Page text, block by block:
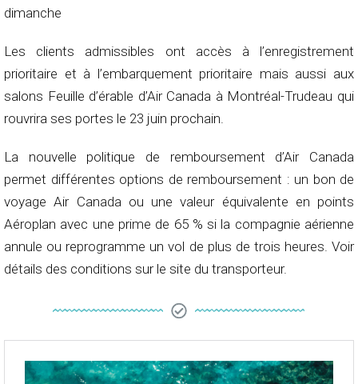
dimanche
Les clients admissibles ont accès à l’enregistrement
prioritaire et à l’embarquement prioritaire mais aussi aux
salons Feuille d’érable d’Air Canada à Montréal-Trudeau qui
rouvrira ses portes le 23 juin prochain.
La nouvelle politique de remboursement d’Air Canada
permet différentes options de remboursement : un bon de
voyage Air Canada ou une valeur équivalente en points
Aéroplan avec une prime de 65 % si la compagnie aérienne
annule ou reprogramme un vol de plus de trois heures. Voir
détails des conditions sur le site du transporteur.